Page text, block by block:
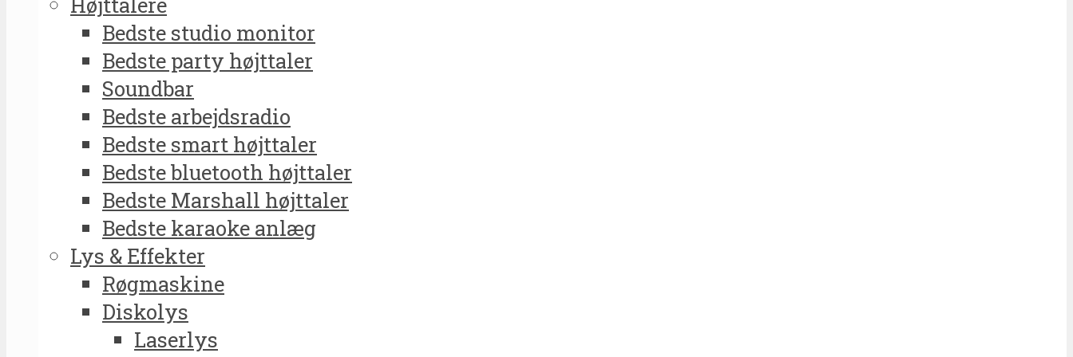
Bedste studio monitor
Bedste party højttaler
Soundbar
Bedste arbejdsradio
Bedste smart højttaler
Bedste bluetooth højttaler
Bedste Marshall højttaler
Bedste karaoke anlæg
Lys & Effekter
Røgmaskine
Diskolys
Laserlys